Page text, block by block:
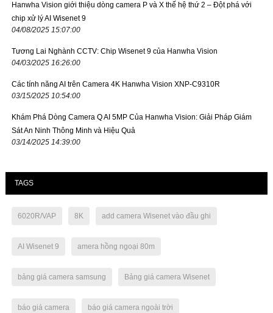
Hanwha Vision giới thiệu dòng camera P và X thế hệ thứ 2 – Đột phá với
chip xử lý AI Wisenet 9
04/08/2025 15:07:00
Tương Lai Nghành CCTV: Chip Wisenet 9 của Hanwha Vision
04/03/2025 16:26:00
Các tính năng AI trên Camera 4K Hanwha Vision XNP-C9310R
03/15/2025 10:54:00
Khám Phá Dòng Camera Q AI 5MP Của Hanwha Vision: Giải Pháp Giám
Sát An Ninh Thông Minh và Hiệu Quả
03/14/2025 14:39:00
TAGS
6020R/VAP 8K add camera Wisenet vào đầu ghi
AI Wisenet 9 amera hồng ngoại 80m
bảng giá camera samsung Bảng giá camera Wisenet
báo giá camera báo giá camera ngoài trời